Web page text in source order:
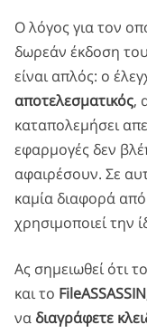
Ο λόγος για τον
δωρεάν έκδοση
είναι απλός: ο
αποτελεσματικός,
καταπολεμήσει
εφαρμογές δεν
αφαιρέσουν. Σε
καμία διαφορά
χρησιμοποιεί την
Ας σημειωθεί ότι
και το FileASSASSIN
να διαγράφετε